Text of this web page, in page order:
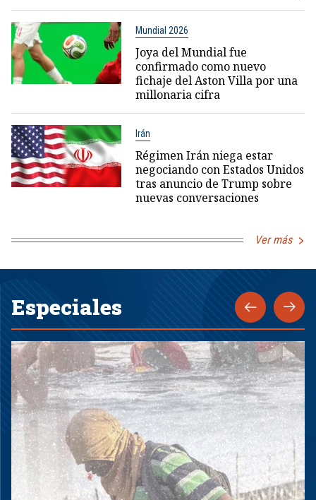
Mundial 2026
Joya del Mundial fue
confirmado como nuevo
fichaje del Aston Villa por una
millonaria cifra
Irán
Régimen Irán niega estar
negociando con Estados Unidos
tras anuncio de Trump sobre
nuevas conversaciones
Ver más
Especiales